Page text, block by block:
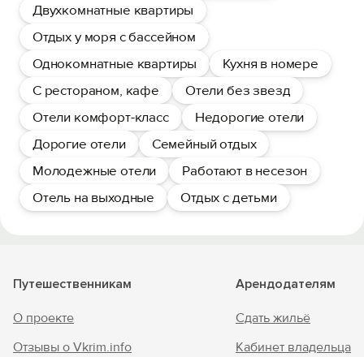
Двухкомнатные квартиры
Отдых у моря с бассейном
Однокомнатные квартиры
Кухня в номере
С рестораном, кафе
Отели без звезд
Отели комфорт-класс
Недорогие отели
Дорогие отели
Семейный отдых
Молодежные отели
Работают в несезон
Отель на выходные
Отдых с детьми
Путешественникам
О проекте
Отзывы о Vkrim.info
Арендодателям
Сдать жильё
Кабинет владельца